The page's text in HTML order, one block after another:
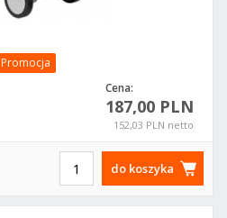
Promocja
Cena:
187,00 PLN
152,03 PLN netto
do koszyka